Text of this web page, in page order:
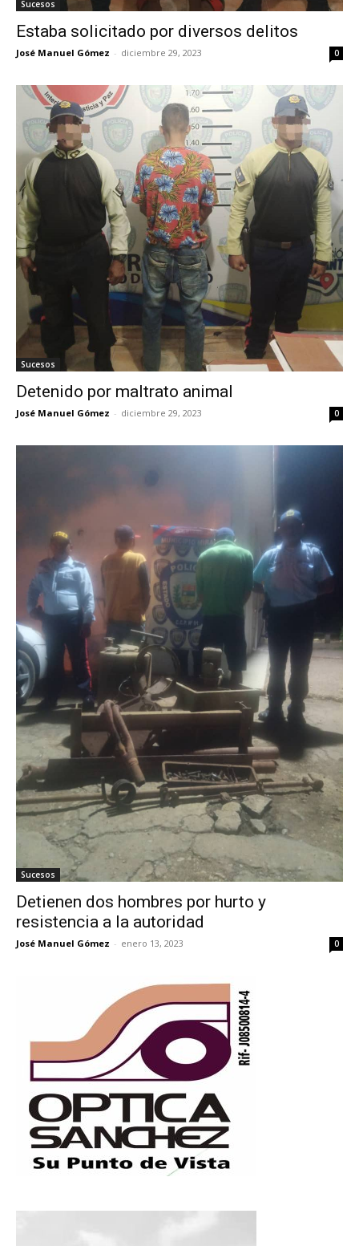
Sucesos
Estaba solicitado por diversos delitos
José Manuel Gómez - diciembre 29, 2023 0
Sucesos
Detenido por maltrato animal
José Manuel Gómez - diciembre 29, 2023 0
Sucesos
Detienen dos hombres por hurto y
resistencia a la autoridad
José Manuel Gómez - enero 13, 2023 0